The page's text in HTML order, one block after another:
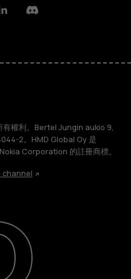
Discord
權利。Bertel Jungin aukio 9,
2。HMD Global Oy 是
Corporation 的註冊商標。
channel